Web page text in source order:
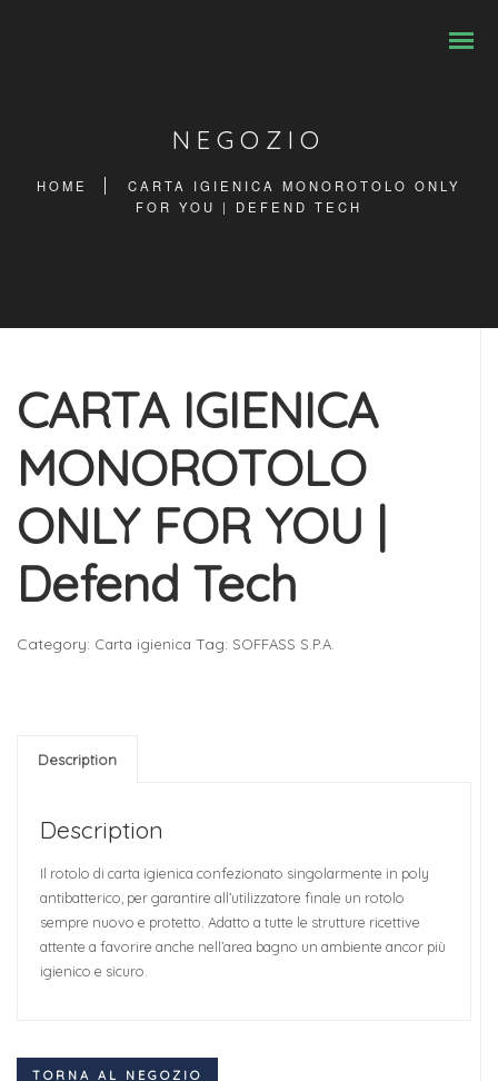
NEGOZIO
HOME
CARTA IGIENICA MONOROTOLO ONLY
FOR YOU | DEFEND TECH
CARTA IGIENICA
MONOROTOLO
ONLY FOR YOU |
Defend Tech
Category: Carta igienica Tag: SOFFASS S.P.A.
Description
Description
Il rotolo di carta igienica confezionato singolarmente in poly
antibatterico, per garantire all’utilizzatore finale un rotolo
sempre nuovo e protetto. Adatto a tutte le strutture ricettive
attente a favorire anche nell’area bagno un ambiente ancor più
igienico e sicuro.
TORNA AL NEGOZIO